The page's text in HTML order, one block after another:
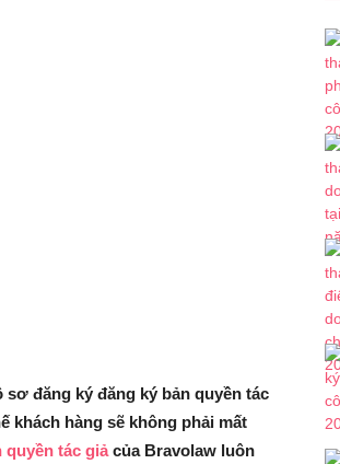
đăng ký đăng ký bản quyền tác
khách hàng sẽ không phải mất
quyền tác giảcủa Bravolaw luôn